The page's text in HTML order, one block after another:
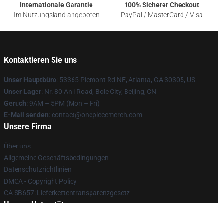
Internationale Garantie
Im Nutzungsland angeboten
100% Sicherer Checkout
PayPal / MasterCard / Visa
Kontaktieren Sie uns
Unser Hauptbüro: 53365 Piemont Rd NE, Atlanta, GA 30305, US
Unser Lager: Nr. 80 Anli Road, Bole City, Beijing, CN
Geruch: 9AM – 5PM (Mon – Fri)
E-Mail senden: contact@onepiecemerch.com
Unsere Firma
Über uns
Allgemeine Geschäftsbedingungen
Datenschutzrichtlinien
DMCA - Copyright Policy
CA SB657: Lieferkettentransparenzgesetz